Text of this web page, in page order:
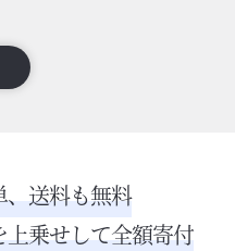
送料も無料
乗せして全額寄付